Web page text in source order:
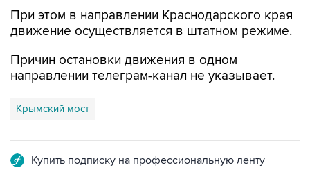
При этом в направлении Краснодарского края
движение осуществляется в штатном режиме.
Причин остановки движения в одном
направлении телеграм-канал не указывает.
Крымский мост
Купить подписку на профессиональную ленту